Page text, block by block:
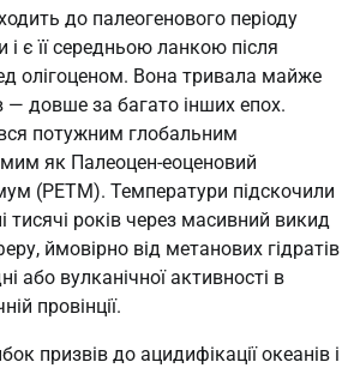
до палеогенового періоду
і є її середньою ланкою після
олігоценом. Вона тривала майже
— довше за багато інших епох.
потужним глобальним
як Палеоцен-еоценовий
(PETM). Температури підскочили
тисячі років через масивний викид
ймовірно від метанових гідратів
або вулканічної активності в
провінції.
призвів до ацидифікації океанів і